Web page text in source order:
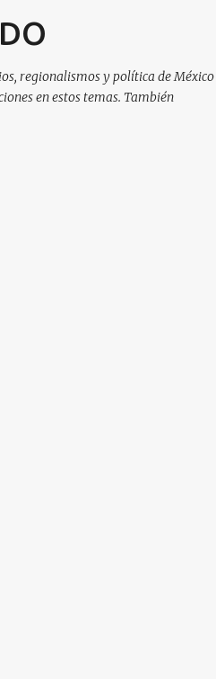
principal
regionalismos y política de México
en estos temas. También